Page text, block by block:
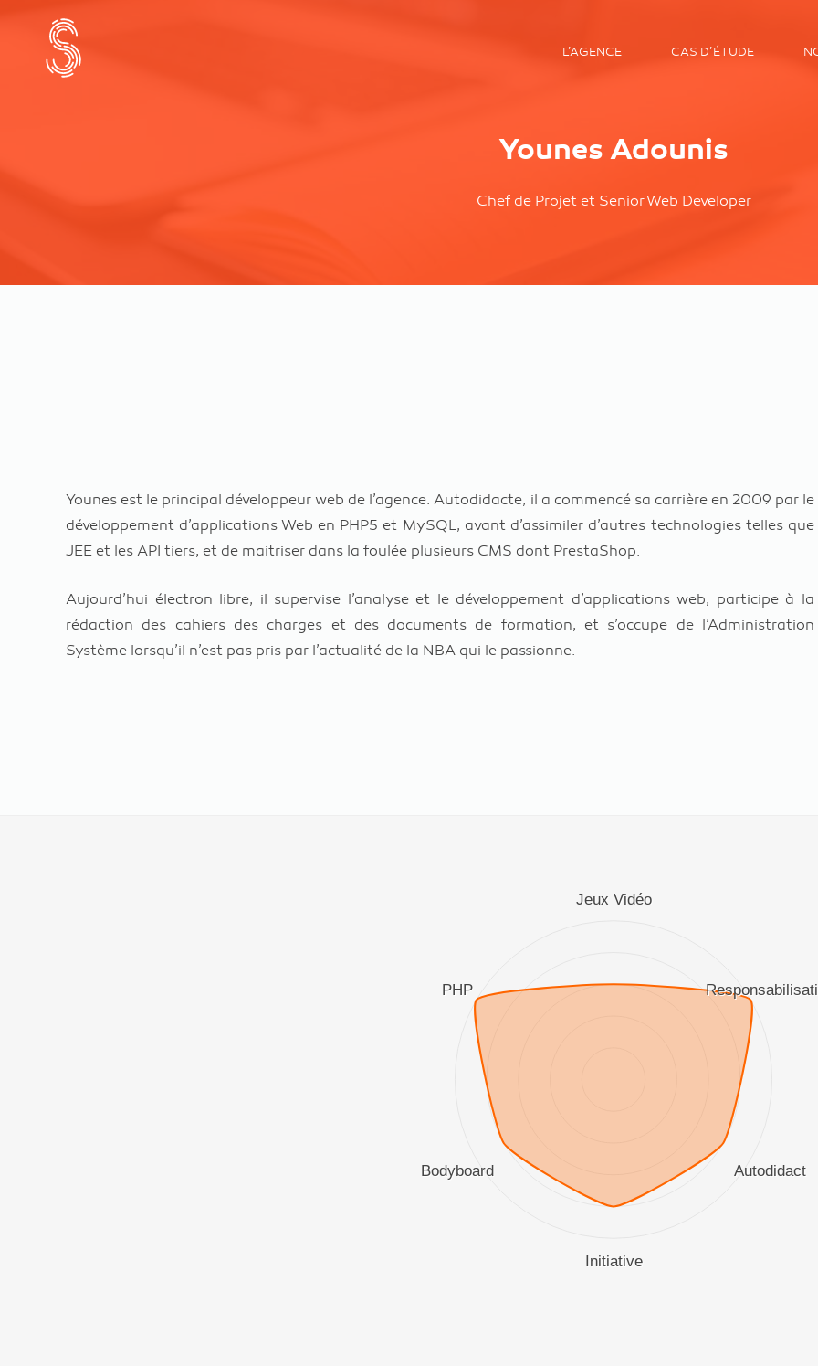
L’AGENCE CAS D’ÉTUDE
Younes Adounis
Chef de Projet et Senior Web Developer
Younes est le principal développeur web de l’agence. Autodidacte, il a commencé sa carrière en 2009 par le
développement d’applications Web en PHP5 et MySQL, avant d’assimiler d’autres technologies telles que
JEE et les API tiers, et de maitriser dans la foulée plusieurs CMS dont PrestaShop.
Aujourd’hui électron libre, il supervise l’analyse et le développement d’applications web, participe à la
rédaction des cahiers des charges et des documents de formation, et s’occupe de l’Administration
Système lorsqu’il n’est pas pris par l’actualité de la NBA qui le passionne.
Jeux Vidéo
Autodidact
Initiative
Bodyboard
PHP